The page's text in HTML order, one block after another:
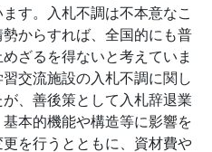
す。入札不調は不本意なこ
からすれば、全国的にも普
ざるを得ないと考えていま
交流施設の入札不調に関し
、善後策として入札辞退業
本的機能や構造等に影響を
を行うとともに、資材費や